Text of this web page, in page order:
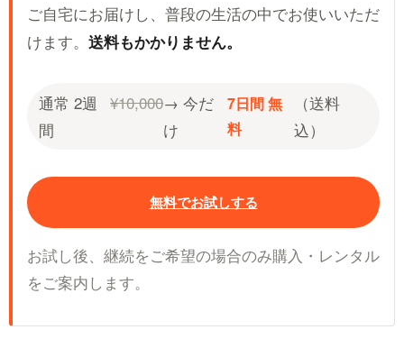
ご自宅にお届けし、普段の生活の中でお使いいただ
けます。 送料もかかりません。
通常 2週
間
¥10,000→ 今だ
け
7日間 無
料
（送料
込）
無料でお試しする
お試し後、継続をご希望の場合のみ購入・レンタル
をご案内します。